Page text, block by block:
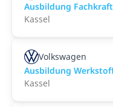
Ausbildung
Kassel
Volkswagen
Ausbildung
Kassel